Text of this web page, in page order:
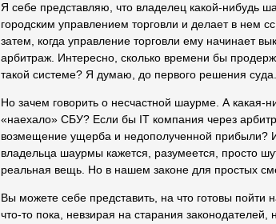
Я себе представляю, что владелец какой-нибудь
городским управлением торговли и делает в нем
затем, когда управление торговли ему начинает
арбитраж. Интересно, сколько времени бы
такой системе? Я думаю, до первого решения суда.
Но зачем говорить о несчастной шаурме. А какая-
«наехало» СБУ? Если бы IT компания через
возмещение ущерба и недополученной прибыли?
владельца шаурмы кажется, разумеется, просто
реальная вещь. Но в нашем законе для простых
Вы можете себе представить, на что готовы
что-то пока, невзирая на старания